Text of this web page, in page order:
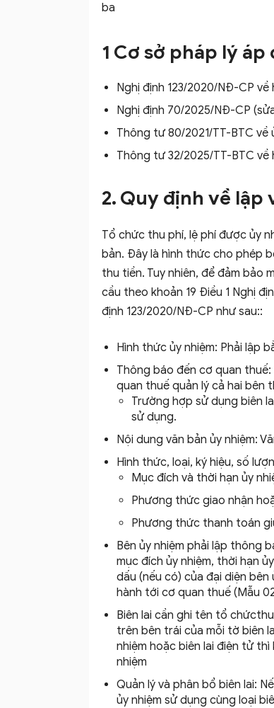
ba
1 Cơ sở pháp lý áp
Nghị định 123/2020/NĐ-CP về
Nghị định 70/2025/NĐ-CP
Thông tư 80/2021/TT-BTC về
Thông tư 32/2025/TT-BTC về
2. Quy định về lập
Tổ chức thu phí, lệ phí được ủy
bản. Đây là hình thức cho phép
thu tiền. Tuy nhiên, để đảm bảo
cầu theo khoản 19 Điều 1 Nghị
định 123/2020/NĐ-CP như sau::
Hình thức ủy nhiệm: Phải lập
Thông báo đến cơ quan
quan thuế quản lý cả hai bên
Trường hợp sử dụng biên
sử dụng.
Nội dung văn bản ủy nhiệm:
Hình thức, loại, ký hiệu, số
Mục đích và thời hạn ủy
Phương thức giao nhận
Phương thức thanh toán
Bên ủy nhiệm phải lập thông
mục đích ủy nhiệm, thời hạn
dấu (nếu có) của đại diện
hành tới cơ quan thuế (Mẫu
Biên lai cần ghi tên tổ
trên bên trái của mỗi tờ biên
nhiệm hoặc biên lai điện tử
nhiệm
Quản lý và phân bổ biên lai:
ủy nhiệm sử dụng cùng loại